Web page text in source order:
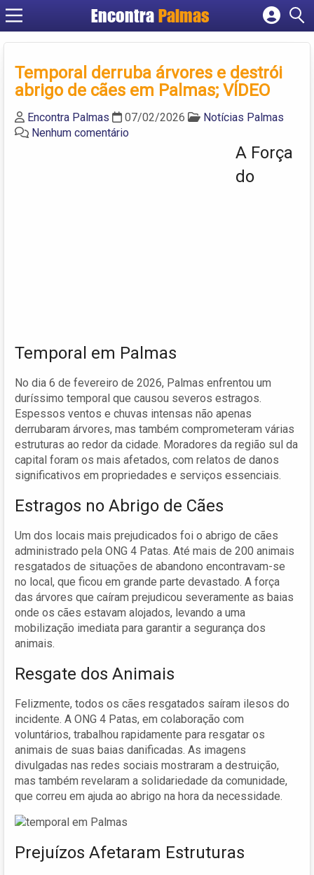
Encontra Palmas
Cadastrar empresa
Criar conta
Temporal derruba árvores e destrói
abrigo de cães em Palmas; VÍDEO
Encontra Palmas 07/02/2026
Notícias Palmas
Nenhum comentário
A Força
do
Temporal em Palmas
No dia 6 de fevereiro de 2026, Palmas enfrentou um
duríssimo temporal que causou severos estragos.
Espessos ventos e chuvas intensas não apenas
derrubaram árvores, mas também comprometeram várias
estruturas ao redor da cidade. Moradores da região sul da
capital foram os mais afetados, com relatos de danos
significativos em propriedades e serviços essenciais.
Estragos no Abrigo de Cães
Um dos locais mais prejudicados foi o abrigo de cães
administrado pela ONG 4 Patas. Até mais de 200 animais
resgatados de situações de abandono encontravam-se
no local, que ficou em grande parte devastado. A força
das árvores que caíram prejudicou severamente as baias
onde os cães estavam alojados, levando a uma
mobilização imediata para garantir a segurança dos
animais.
Resgate dos Animais
Felizmente, todos os cães resgatados saíram ilesos do
incidente. A ONG 4 Patas, em colaboração com
voluntários, trabalhou rapidamente para resgatar os
animais de suas baias danificadas. As imagens
divulgadas nas redes sociais mostraram a destruição,
mas também revelaram a solidariedade da comunidade,
que correu em ajuda ao abrigo na hora da necessidade.
Prejuízos Afetaram Estruturas